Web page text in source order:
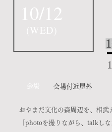
10/12
(WED )
​会場 会場付近屋外
おやまだ文化の森周辺を、相武
「photoを撮りながら、talkし